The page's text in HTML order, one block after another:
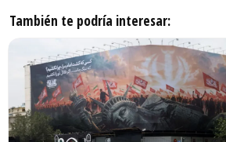
También te podría interesar: